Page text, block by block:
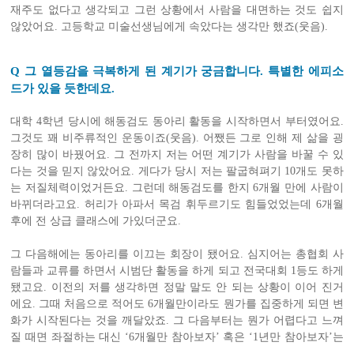
재주도 없다고 생각되고 그런 상황에서 사람을 대면하는 것도 쉽지
않았어요. 고등학교 미술선생님에게 속았다는 생각만 했죠(웃음).
Q 그 열등감을 극복하게 된 계기가 궁금합니다. 특별한 에피소
드가 있을 듯한데요.
대학 4학년 당시에 해동검도 동아리 활동을 시작하면서 부터였어요.
그것도 꽤 비주류적인 운동이죠(웃음). 어쨌든 그로 인해 제 삶을 굉
장히 많이 바꿨어요. 그 전까지 저는 어떤 계기가 사람을 바꿀 수 있
다는 것을 믿지 않았어요. 게다가 당시 저는 팔굽혀펴기 10개도 못하
는 저질체력이었거든요. 그런데 해동검도를 한지 6개월 만에 사람이
바뀌더라고요. 허리가 아파서 목검 휘두르기도 힘들었었는데 6개월
후에 전 상급 클래스에 가있더군요.
그 다음해에는 동아리를 이끄는 회장이 됐어요. 심지어는 총협회 사
람들과 교류를 하면서 시범단 활동을 하게 되고 전국대회 1등도 하게
됐고요. 이전의 저를 생각하면 정말 말도 안 되는 상황이 이어 진거
에요. 그때 처음으로 적어도 6개월만이라도 뭔가를 집중하게 되면 변
화가 시작된다는 것을 깨달았죠. 그 다음부터는 뭔가 어렵다고 느껴
질 때면 좌절하는 대신 ‘6개월만 참아보자’ 혹은 ‘1년만 참아보자’는